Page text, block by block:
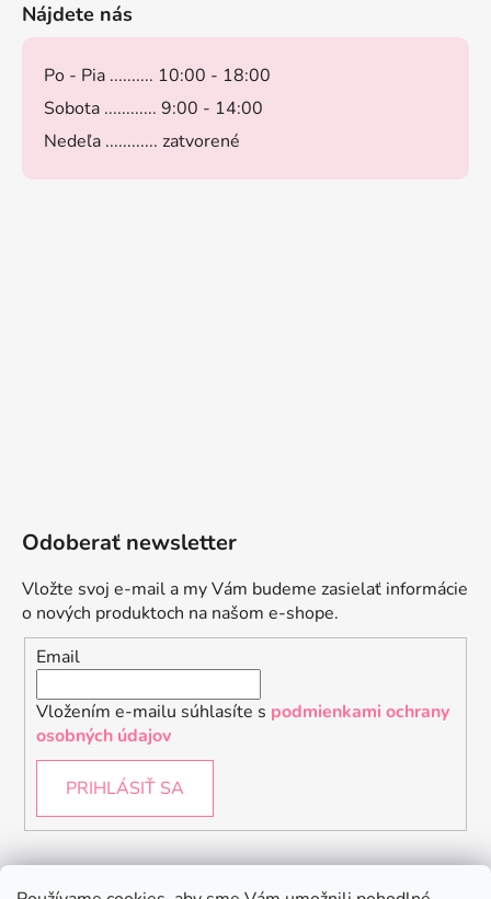
Nájdete nás
Po - Pia .......... 10:00 - 18:00
Sobota ............ 9:00 - 14:00
Nedeľa ............ zatvorené
Odoberať newsletter
Vložte svoj e-mail a my Vám budeme zasielať informácie
o nových produktoch na našom e-shope.
Email
Vložením e-mailu súhlasíte s podmienkami ochrany
osobných údajov
PRIHLÁSIŤ SA
Instagram